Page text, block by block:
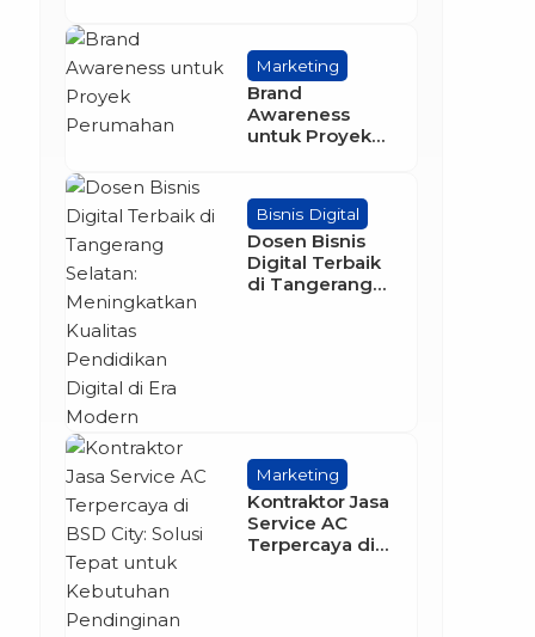
Marketing
Brand
Awareness
untuk Proyek
Bisnis Digital
Dosen Bisnis
Digital Terbaik
di Tangerang
Marketing
Kontraktor Jasa
Service AC
Terpercaya di